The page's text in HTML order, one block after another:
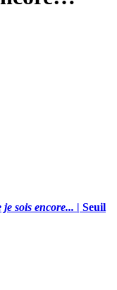
sois encore... | Seuil